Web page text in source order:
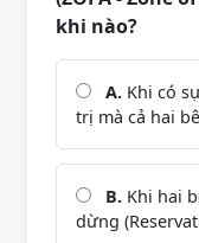
khi nào?
A. Khi có
trị mà cả hai
B. Khi hai
dừng